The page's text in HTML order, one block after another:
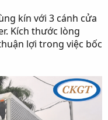
kín với 3 cánh cửa
Kích thước lòng
lợi trong việc bốc